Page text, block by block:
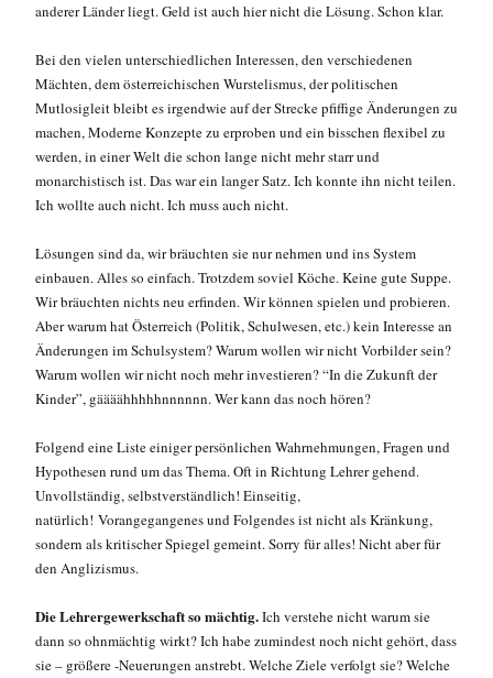
anderer Länder liegt. Geld ist auch hier nicht die Lösung. Schon klar.
Bei den vielen unterschiedlichen Interessen, den verschiedenen
Mächten, dem österreichischen Wurstelismus, der politischen
Mutlosigleit bleibt es irgendwie auf der Strecke pfiffige Änderungen zu
machen, Moderne Konzepte zu erproben und ein bisschen flexibel zu
werden, in einer Welt die schon lange nicht mehr starr und
monarchistisch ist. Das war ein langer Satz. Ich konnte ihn nicht teilen.
Ich wollte auch nicht. Ich muss auch nicht.
Lösungen sind da, wir bräuchten sie nur nehmen und ins System
einbauen. Alles so einfach. Trotzdem soviel Köche. Keine gute Suppe.
Wir bräuchten nichts neu erfinden. Wir können spielen und probieren.
Aber warum hat Österreich (Politik, Schulwesen, etc.) kein Interesse an
Änderungen im Schulsystem? Warum wollen wir nicht Vorbilder sein?
Warum wollen wir nicht noch mehr investieren? “In die Zukunft der
Kinder”, gäääähhhhhnnnnnn. Wer kann das noch hören?
Folgend eine Liste einiger persönlichen Wahrnehmungen, Fragen und
Hypothesen rund um das Thema. Oft in Richtung Lehrer gehend.
Unvollständig, selbstverständlich! Einseitig,
natürlich! Vorangegangenes und Folgendes ist nicht als Kränkung,
sondern als kritischer Spiegel gemeint.Sorry für alles! Nicht aber für
den Anglizismus.
Die Lehrergewerkschaft so mächtig.Ich verstehe nicht warum sie
dann so ohnmächtig wirkt? Ich habe zumindest noch nicht gehört, dass
sie – größere -Neuerungen anstrebt. Welche Ziele verfolgt sie? Welche